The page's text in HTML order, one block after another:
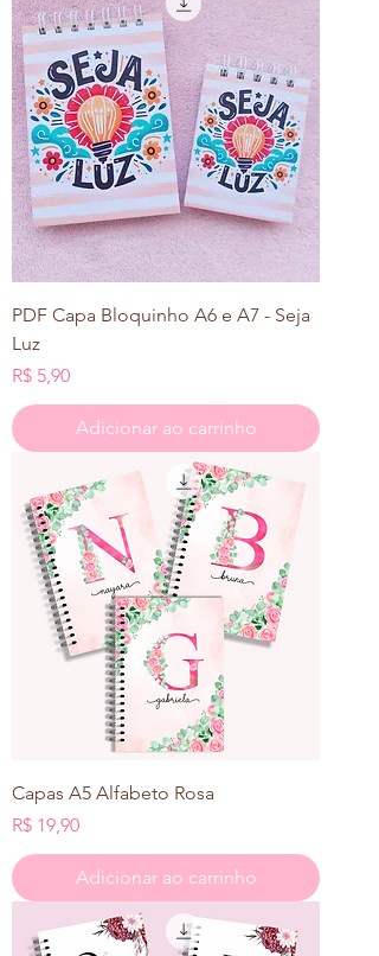
PDF Capa Bloquinho A6 e A7 - Seja
Luz
Preço
R$ 5,90
Adicionar ao carrinho
Capas A5 Alfabeto Rosa
Preço
R$ 19,90
Adicionar ao carrinho